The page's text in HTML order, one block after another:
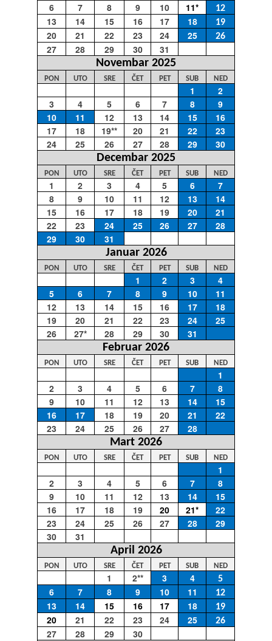
6 7 8 9 10 11* 12
13 14 15 16 17 18 19
20 21 22 23 24 25 26
27 28 29 30
31
Novembar 2025
PON UTO SRE ČET PET SUB NED
1
2
3
4 5 6 7 8
9
10
11 12 13 14 15
16
17
18 19** 20 21 22
23
24
25 26 27 28 29
30
Decembar 2025
PON UTO SRE ČET PET SUB NED
1 2 3 4 5 6
7
8
9 10 11 12 13
14
15
16 17 18 19 20
21
22
23 24 25 26 27
28
29
30
31
Januar 2026
PON UTO SRE ČET PET SUB NED
1 2 3
4
5
6 7 8 9 10
11
12
13 14 15 16 17
18
19
20 21 22 23 24
25
26
27* 28 29 30
31
Februar 2026
PON UTO SRE ČET PET SUB NED
1
2
3 4 5 6 7
8
9
10 11 12 13 14
15
16
17 18 19 20 21
22
23
24 25 26 27
28
Mart 2026
PON UTO SRE ČET PET SUB NED
1
2
3 4 5 6 7
8
9
10 11 12 13 14
15
16
17 18 19 20 21*
22
23
24 25 26 27 28
29
30
31
April 2026
PON UTO SRE ČET PET SUB NED
1 2** 3 4 5
6 7 8 9 10 11 12
13 14 15 16 17 18 19
20 21 22 23 24 25 26
27 28 29
30